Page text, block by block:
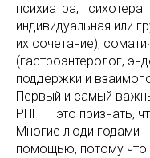
психиатра,
индивидуальная или
их сочетание),
(гастроэнтеролог,
поддержки и
Первый и самый
РПП — это признать,
Многие люди годами
помощью, потому что